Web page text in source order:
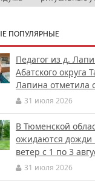
ПОПУЛЯРНЫЕ
Педагог из д.
Абатского округа
Лапина отметила
31 июля 2026
В Тюменской
ожидаются дожди
ветер с 1 по 3
31 июля 2026